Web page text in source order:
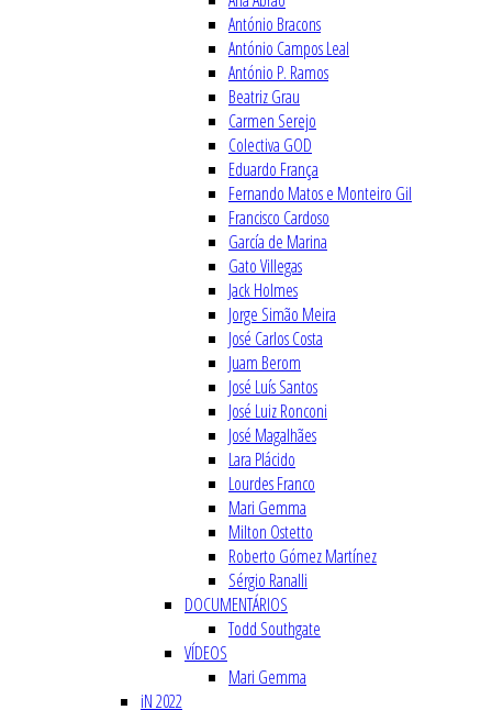
António Bracons
António Campos Leal
António P. Ramos
Beatriz Grau
Carmen Serejo
Colectiva GOD
Eduardo França
Fernando Matos e Monteiro Gil
Francisco Cardoso
García de Marina
Gato Villegas
Jack Holmes
Jorge Simão Meira
José Carlos Costa
Juam Berom
José Luís Santos
José Luiz Ronconi
José Magalhães
Lara Plácido
Lourdes Franco
Mari Gemma
Milton Ostetto
Roberto Gómez Martínez
Sérgio Ranalli
DOCUMENTÁRIOS
Todd Southgate
VÍDEOS
Mari Gemma
iN 2022